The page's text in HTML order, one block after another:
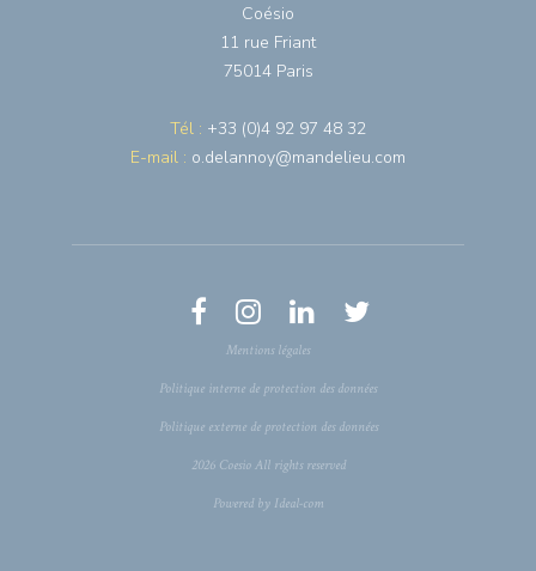
Coésio
11 rue Friant
75014 Paris
Tél : +33 (0)4 92 97 48 32
E-mail : o.delannoy@mandelieu.com
Mentions légales
Politique interne de protection des données
Politique externe de protection des données
2026 Coesio All rights reserved
Powered by Ideal-com